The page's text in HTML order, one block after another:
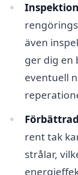
även
ger dig en
eventuell
rent tak
strålar,